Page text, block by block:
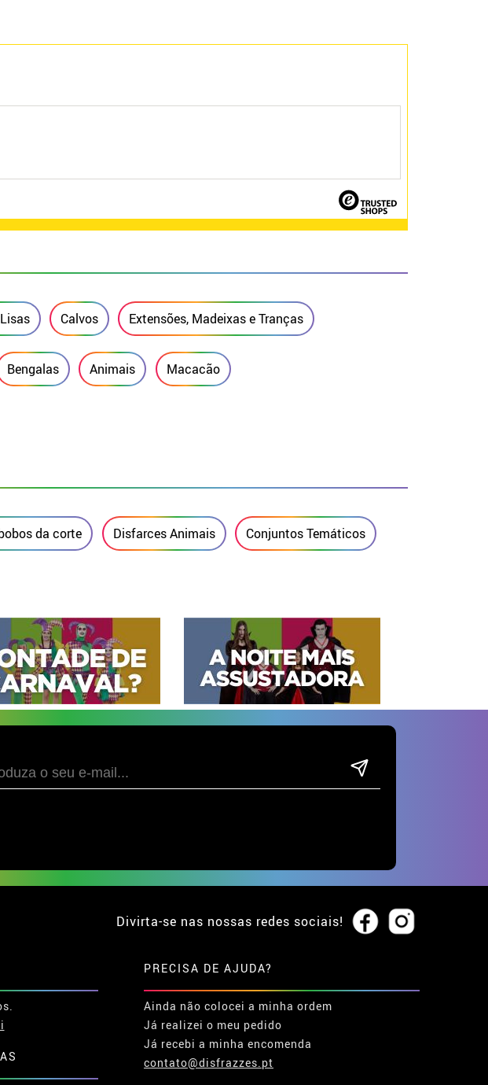
Calvos Extensões, Madeixas e Tranças
Bengalas Animais Macacão
da corte Disfarces Animais Conjuntos Temáticos
Divirta-se nas nossas redes sociais!
PRECISA DE AJUDA?
Ainda não colocei a minha ordem
Já realizei o meu pedido
Já recebi a minha encomenda
contato@disfrazzes.pt